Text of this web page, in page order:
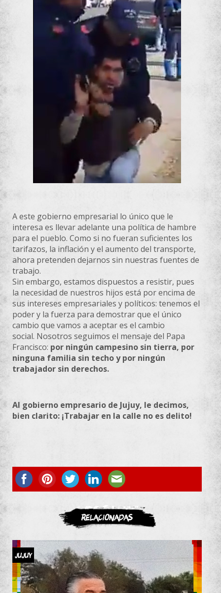
A este gobierno empresarial lo único que le
interesa es llevar adelante una política de hambre
para el pueblo. Como si no fueran suficientes los
tarifazos, la inflación y el aumento del transporte,
ahora pretenden dejarnos sin nuestras fuentes de
trabajo.
Sin embargo, estamos dispuestos a resistir, pues
la necesidad de nuestros hijos está por encima de
sus intereses empresariales y políticos: tenemos el
poder y la fuerza para demostrar que el único
cambio que vamos a aceptar es el cambio
social. Nosotros seguimos el mensaje del Papa
Francisco: por ningún campesino sin tierra, por
ninguna familia sin techo y por ningún
trabajador sin derechos.
Al gobierno empresario de Jujuy, le decimos,
bien clarito: ¡Trabajar en la calle no es delito!
ASOCIATE
Relacionadas
JUJUY